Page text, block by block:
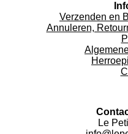
Verzenden en
Annuleren,
Le